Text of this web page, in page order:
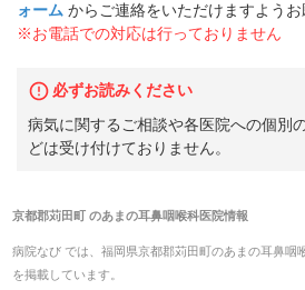
ォーム からご連絡をいただけますようお
※お電話での対応は行っておりません
必ずお読みください
病気に関するご相談や各医院への個別
どは受け付けておりません。
京都郡苅田町 のあまの耳鼻咽喉科医院情報
病院なび では、 福岡県京都郡苅田町のあまの耳鼻咽
を掲載しています。